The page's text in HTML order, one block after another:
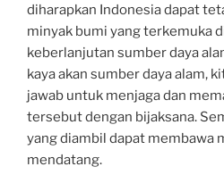
diharapkan Indonesia dapat
minyak bumi yang terkemuka
keberlanjutan sumber daya
kaya akan sumber daya alam,
jawab untuk menjaga dan
tersebut dengan bijaksana.
yang diambil dapat membawa
mendatang.